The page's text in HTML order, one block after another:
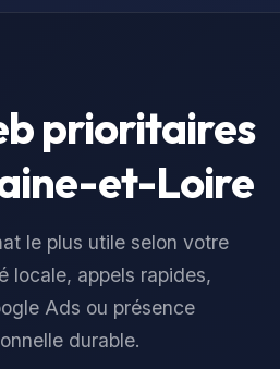
prioritaires
et-Loire
le plus utile selon votre
locale, appels rapides,
Ads ou présence
durable.